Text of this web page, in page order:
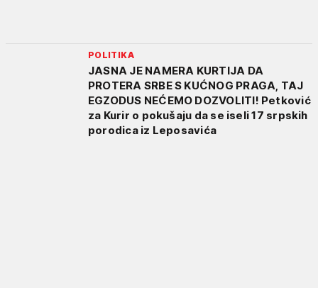
POLITIKA
JASNA JE NAMERA KURTIJA DA
PROTERA SRBE S KUĆNOG PRAGA, TAJ
EGZODUS NEĆEMO DOZVOLITI! Petković
za Kurir o pokušaju da se iseli 17 srpskih
porodica iz Leposavića